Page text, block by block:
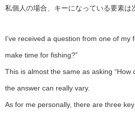
私個人の場合、キーになっている要素は
I’ve received a question from one of my
make time for fishing?”
This is almost the same as asking
the answer can really vary.
As for me personally, there are three key